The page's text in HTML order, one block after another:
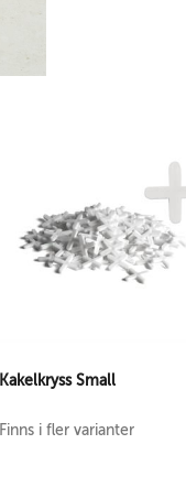
Kakelkryss Small
Finns i fler varianter